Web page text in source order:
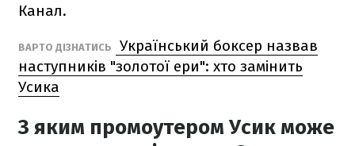
Канал.
ВАРТО ДІЗНАТИСЬ
Український боксер назвав
наступників "золотої ери": хто замінить
Усика
З яким промоутером Усик може